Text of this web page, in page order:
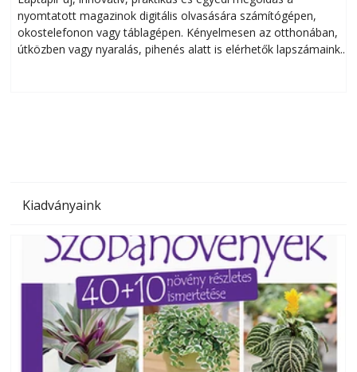
nyomtatott magazinok digitális olvasására számítógépen,
okostelefonon vagy táblagépen. Kényelmesen az otthonában,
útközben vagy nyaralás, pihenés alatt is elérhetők lapszámaink.
Kiadványaink